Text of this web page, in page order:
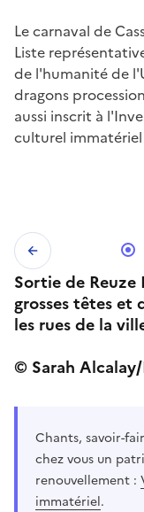
Le carnaval de
Liste
de l'humanité de
dragons
aussi inscrit à
culturel immatériel
Sortie de Reuze
grosses têtes et
les rues de la
© Sarah Alcalay/
Chants, savoir-
chez vous un
renouvellement :
immatériel.